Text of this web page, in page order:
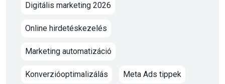
Digitális marketing 2026
Online hirdetéskezelés
Marketing automatizáció
Konverzióoptimalizálás Meta Ads tippek